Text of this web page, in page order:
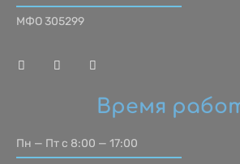
МФО 305299
Время
Пн — Пт с 8:00 — 17:00